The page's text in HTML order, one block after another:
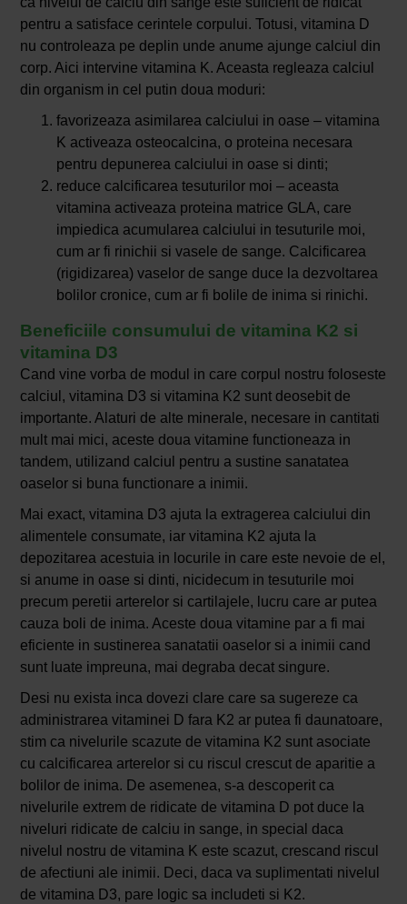
pentru a satisface cerintele corpului. Totusi, vitamina D
nu controleaza pe deplin unde anume ajunge calciul din
corp. Aici intervine vitamina K. Aceasta regleaza calciul
din organism in cel putin doua moduri:
favorizeaza asimilarea calciului in oase – vitamina
K activeaza osteocalcina, o proteina necesara
pentru depunerea calciului in oase si dinti;
reduce calcificarea tesuturilor moi – aceasta
vitamina activeaza proteina matrice GLA, care
impiedica acumularea calciului in tesuturile moi,
cum ar fi rinichii si vasele de sange. Calcificarea
(rigidizarea) vaselor de sange duce la dezvoltarea
bolilor cronice, cum ar fi bolile de inima si rinichi.
Beneficiile consumului de vitamina K2 si
vitamina D3
Cand vine vorba de modul in care corpul nostru foloseste
calciul, vitamina D3 si vitamina K2 sunt deosebit de
importante. Alaturi de alte minerale, necesare in cantitati
mult mai mici, aceste doua vitamine functioneaza in
tandem, utilizand calciul pentru a sustine sanatatea
oaselor si buna functionare a inimii.
Mai exact, vitamina D3 ajuta la extragerea calciului din
alimentele consumate, iar vitamina K2 ajuta la
depozitarea acestuia in locurile in care este nevoie de el,
si anume in oase si dinti, nicidecum in tesuturile moi
precum peretii arterelor si cartilajele, lucru care ar putea
cauza boli de inima. Aceste doua vitamine par a fi mai
eficiente in sustinerea sanatatii oaselor si a inimii cand
sunt luate impreuna, mai degraba decat singure.
Desi nu exista inca dovezi clare care sa sugereze ca
administrarea vitaminei D fara K2 ar putea fi daunatoare,
stim ca nivelurile scazute de vitamina K2 sunt asociate
cu calcificarea arterelor si cu riscul crescut de aparitie a
bolilor de inima. De asemenea, s-a descoperit ca
nivelurile extrem de ridicate de vitamina D pot duce la
niveluri ridicate de calciu in sange, in special daca
nivelul nostru de vitamina K este scazut, crescand riscul
de afectiuni ale inimii. Deci, daca va suplimentati nivelul
de vitamina D3, pare logic sa includeti si K2.